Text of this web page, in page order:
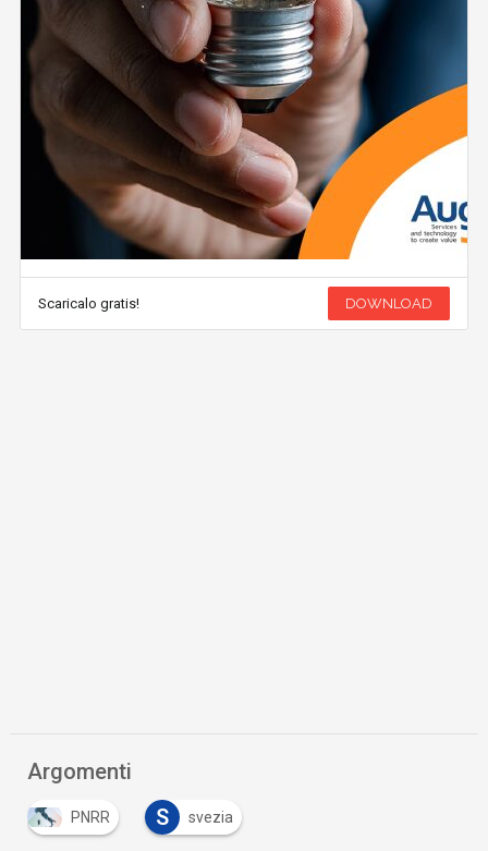
Scaricalo gratis! DOWNLOAD
Argomenti
PNRR S svezia